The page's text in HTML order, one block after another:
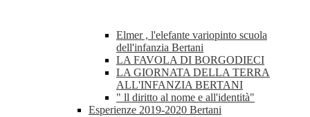
Elmer , l'elefante variopinto scuola
dell'infanzia Bertani
LA FAVOLA DI BORGODIECI
LA GIORNATA DELLA TERRA
ALL'INFANZIA BERTANI
" ll diritto al nome e all'identità"
Esperienze 2019-2020 Bertani